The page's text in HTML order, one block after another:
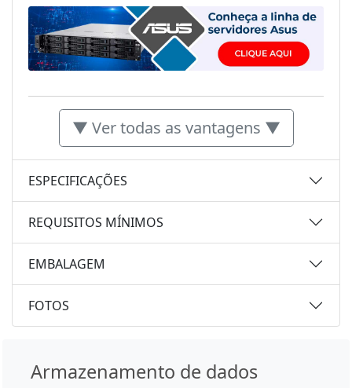
▼ Ver todas as vantagens ▼
ESPECIFICAÇÕES
REQUISITOS MÍNIMOS
EMBALAGEM
FOTOS
Armazenamento de dados